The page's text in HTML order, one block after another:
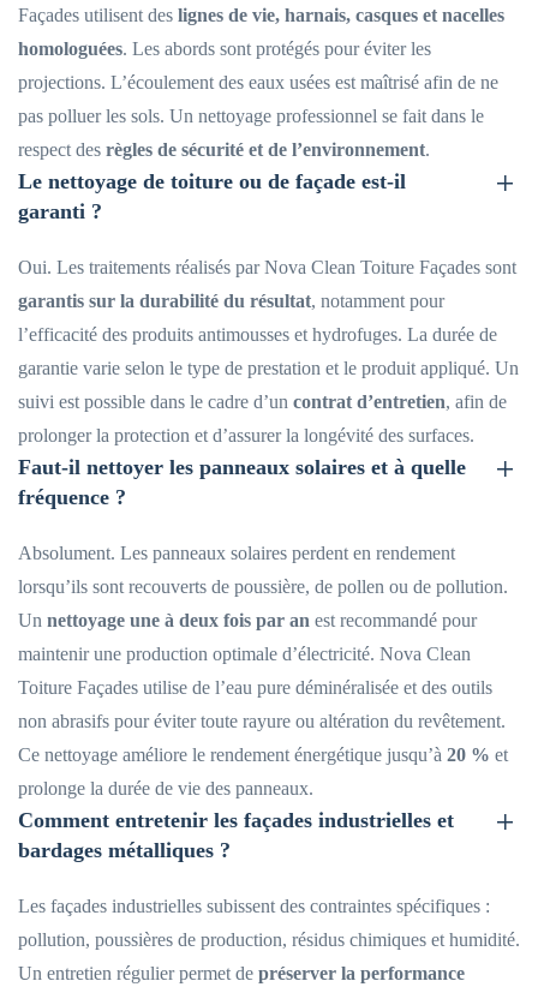
Façades utilisent des lignes de vie, harnais, casques et nacelles
homologuées. Les abords sont protégés pour éviter les
projections. L’écoulement des eaux usées est maîtrisé afin de ne
pas polluer les sols. Un nettoyage professionnel se fait dans le
respect des règles de sécurité et de l’environnement.
Le nettoyage de toiture ou de façade est-il
garanti ?
Oui. Les traitements réalisés par Nova Clean Toiture Façades sont
garantis sur la durabilité du résultat, notamment pour
l’efficacité des produits antimousses et hydrofuges. La durée de
garantie varie selon le type de prestation et le produit appliqué. Un
suivi est possible dans le cadre d’un contrat d’entretien, afin de
prolonger la protection et d’assurer la longévité des surfaces.
Faut-il nettoyer les panneaux solaires et à quelle
fréquence ?
Absolument. Les panneaux solaires perdent en rendement
lorsqu’ils sont recouverts de poussière, de pollen ou de pollution.
Un nettoyage une à deux fois par an est recommandé pour
maintenir une production optimale d’électricité. Nova Clean
Toiture Façades utilise de l’eau pure déminéralisée et des outils
non abrasifs pour éviter toute rayure ou altération du revêtement.
Ce nettoyage améliore le rendement énergétique jusqu’à 20 % et
prolonge la durée de vie des panneaux.
Comment entretenir les façades industrielles et
bardages métalliques ?
Les façades industrielles subissent des contraintes spécifiques :
pollution, poussières de production, résidus chimiques et humidité.
Un entretien régulier permet de préserver la performance